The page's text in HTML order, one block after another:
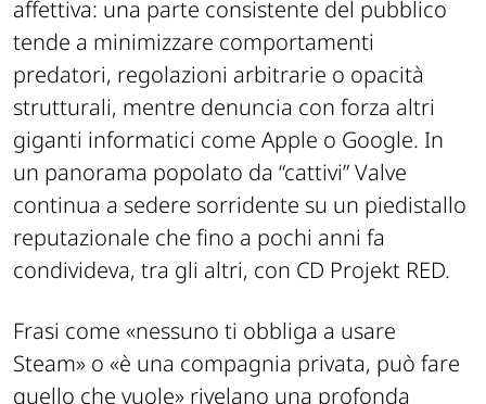
affettiva: una parte consistente del pubblico
tende a minimizzare comportamenti
predatori, regolazioni arbitrarie o opacità
strutturali, mentre denuncia con forza altri
giganti informatici come Apple o Google. In
un panorama popolato da “cattivi” Valve
continua a sedere sorridente su un piedistallo
reputazionale che fino a pochi anni fa
condivideva, tra gli altri, con CD Projekt RED.
Frasi come «nessuno ti obbliga a usare
Steam» o «è una compagnia privata, può fare
quello che vuole» rivelano una profonda